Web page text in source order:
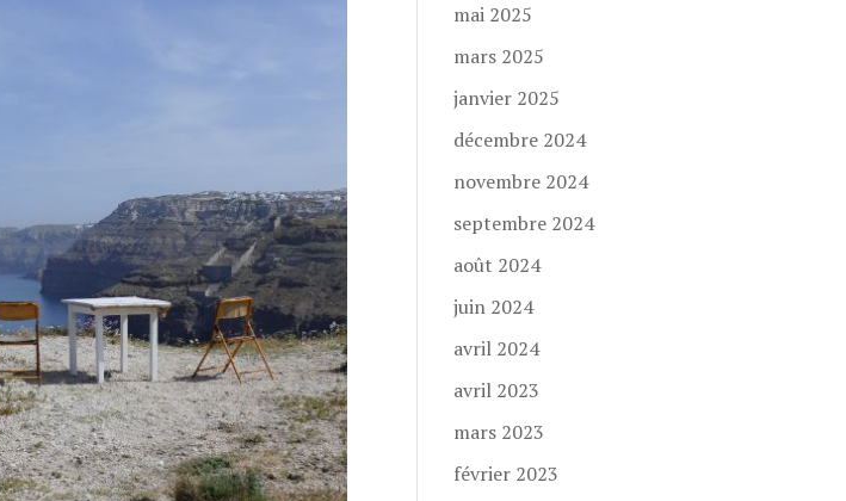
mai 2025
mars 2025
janvier 2025
décembre 2024
novembre 2024
septembre 2024
août 2024
juin 2024
avril 2024
avril 2023
mars 2023
février 2023